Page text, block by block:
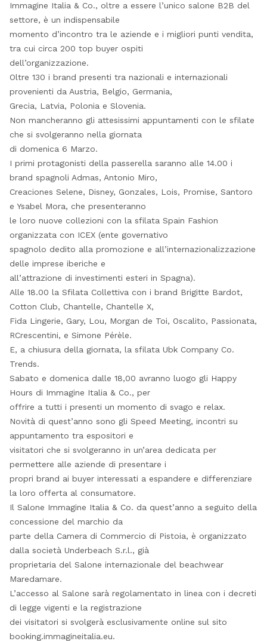
Immagine Italia & Co., oltre a essere l’unico salone B2B del
settore, è un indispensabile
momento d’incontro tra le aziende e i migliori punti vendita,
tra cui circa 200 top buyer ospiti
dell’organizzazione.
Oltre 130 i brand presenti tra nazionali e internazionali
provenienti da Austria, Belgio, Germania,
Grecia, Latvia, Polonia e Slovenia.
Non mancheranno gli attesissimi appuntamenti con le sfilate
che si svolgeranno nella giornata
di domenica 6 Marzo.
I primi protagonisti della passerella saranno alle 14.00 i
brand spagnoli Admas, Antonio Miro,
Creaciones Selene, Disney, Gonzales, Lois, Promise, Santoro
e Ysabel Mora, che presenteranno
le loro nuove collezioni con la sfilata Spain Fashion
organizzata con ICEX (ente governativo
spagnolo dedito alla promozione e all’internazionalizzazione
delle imprese iberiche e
all’attrazione di investimenti esteri in Spagna).
Alle 18.00 la Sfilata Collettiva con i brand Brigitte Bardot,
Cotton Club, Chantelle, Chantelle X,
Fida Lingerie, Gary, Lou, Morgan de Toi, Oscalito, Passionata,
RCrescentini, e Simone Pérèle.
E, a chiusura della giornata, la sfilata Ubk Company Co.
Trends.
Sabato e domenica dalle 18,00 avranno luogo gli Happy
Hours di Immagine Italia & Co., per
offrire a tutti i presenti un momento di svago e relax.
Novità di quest’anno sono gli Speed Meeting, incontri su
appuntamento tra espositori e
visitatori che si svolgeranno in un’area dedicata per
permettere alle aziende di presentare i
propri brand ai buyer interessati a espandere e differenziare
la loro offerta al consumatore.
Il Salone Immagine Italia & Co. da quest’anno a seguito della
concessione del marchio da
parte della Camera di Commercio di Pistoia, è organizzato
dalla società Underbeach S.r.l., già
proprietaria del Salone internazionale del beachwear
Maredamare.
L’accesso al Salone sarà regolamentato in linea con i decreti
di legge vigenti e la registrazione
dei visitatori si svolgerà esclusivamente online sul sito
booking.immagineitalia.eu.